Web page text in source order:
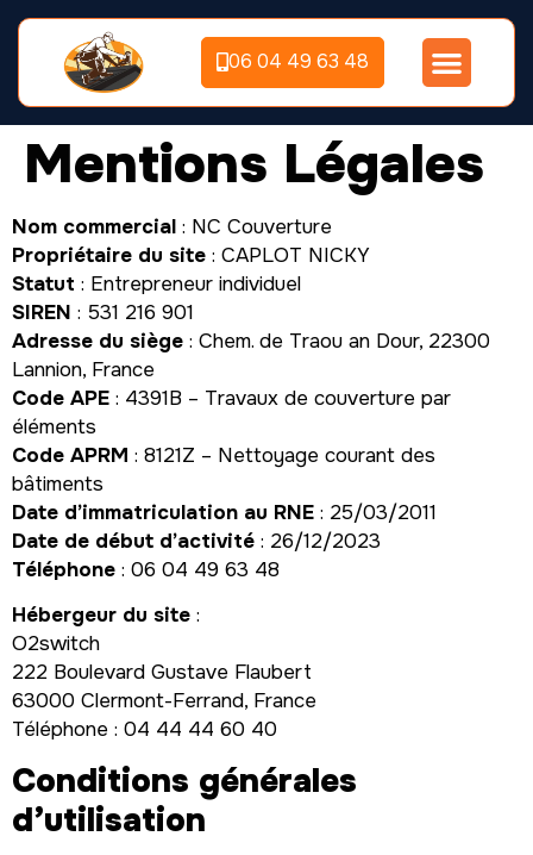
06 04 49 63 48
Mentions Légales
Nom commercial : NC Couverture
Propriétaire du site : CAPLOT NICKY
Statut : Entrepreneur individuel
SIREN : 531 216 901
Adresse du siège : Chem. de Traou an Dour, 22300
Lannion, France
Code APE : 4391B – Travaux de couverture par
éléments
Code APRM : 8121Z – Nettoyage courant des
bâtiments
Date d’immatriculation au RNE : 25/03/2011
Date de début d’activité : 26/12/2023
Téléphone : 06 04 49 63 48
Hébergeur du site :
O2switch
222 Boulevard Gustave Flaubert
63000 Clermont-Ferrand, France
Téléphone : 04 44 44 60 40
Conditions générales
d’utilisation